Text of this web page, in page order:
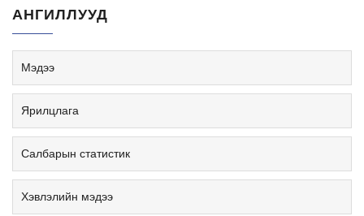
АНГИЛЛУУД
Мэдээ
Ярилцлага
Салбарын статистик
Хэвлэлийн мэдээ